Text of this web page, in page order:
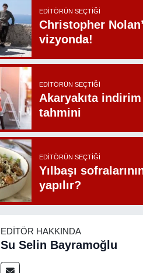
EDITÖRÜN SEÇTIĞI
Christopher
vizyonda!
EDITÖRÜN SEÇTIĞI
Akaryakıta
tahmini
EDITÖRÜN SEÇTIĞI
Yılbaşı
yapılır?
EDITÖR HAKKINDA
Su Selin Bayramoğlu